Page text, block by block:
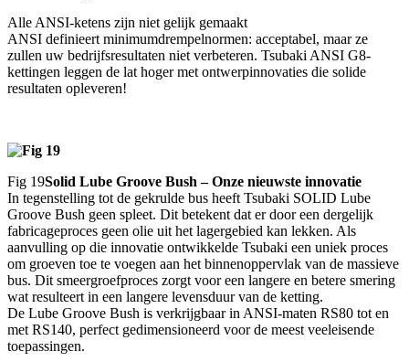
Alle ANSI-ketens zijn niet gelijk gemaakt
ANSI definieert minimumdrempelnormen: acceptabel, maar ze
zullen uw bedrijfsresultaten niet verbeteren. Tsubaki ANSI G8-
kettingen leggen de lat hoger met ontwerpinnovaties die solide
resultaten opleveren!
Fig 19Solid Lube Groove Bush – Onze nieuwste innovatie
In tegenstelling tot de gekrulde bus heeft Tsubaki SOLID Lube
Groove Bush geen spleet. Dit betekent dat er door een dergelijk
fabricageproces geen olie uit het lagergebied kan lekken. Als
aanvulling op die innovatie ontwikkelde Tsubaki een uniek proces
om groeven toe te voegen aan het binnenoppervlak van de massieve
bus. Dit smeergroefproces zorgt voor een langere en betere smering
wat resulteert in een langere levensduur van de ketting.
De Lube Groove Bush is verkrijgbaar in ANSI-maten RS80 tot en
met RS140, perfect gedimensioneerd voor de meest veeleisende
toepassingen.